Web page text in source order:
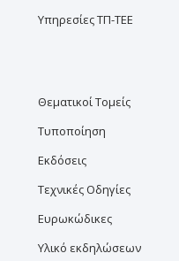
Υπηρεσίες ΤΠ-ΤΕΕ
Θεματικοί Τομείς
Τυποποίηση
Εκδόσεις
Τεχνικές Οδηγίες
Ευρωκώδικες
Υλικό εκδηλώσεων